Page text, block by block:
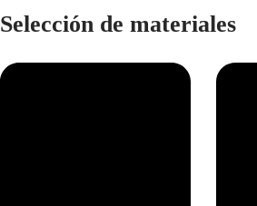
Selección de materiales